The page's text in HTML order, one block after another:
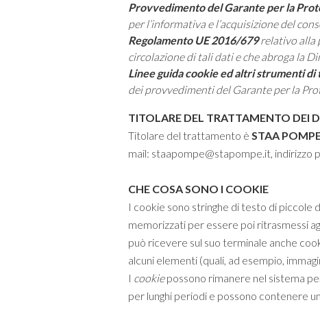
Provvedimento del Garante per la
per l’informativa e l’acquisizione del
Regolamento UE 2016/679relativo alla
circolazione di tali dati e che abroga la
Linee guida cookie ed altri strumenti
dei provvedimenti del Garante per la
TITOLARE DEL TRATTAMENTO DEI
Titolare del trattamento è STAA
mail: staapompe@stapompe.it, indirizzo
CHE COSA SONO I COOKIE
I cookie sono stringhe di testo di piccole
memorizzati per essere poi ritrasmessi
può ricevere sul suo terminale anche
alcuni elementi (quali, ad esempio,
I cookiepossono rimanere nel sistema
per lunghi periodi e possono contenere